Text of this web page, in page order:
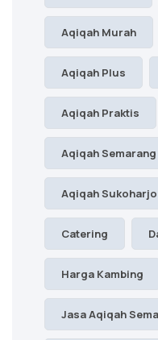
Aqiqah Murah
Aqiqah Plus
Aqiqah Praktis
Aqiqah Semarang
Aqiqah Sukoharjo
Catering
Harga Kambing
Jasa Aqiqah